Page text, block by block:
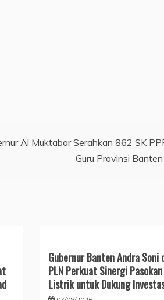
Al Muktabar Serahkan 862 SK
Guru Provinsi Banten
Gubernur Banten Andra Soni
PLN Perkuat Sinergi Pasokan
Listrik untuk Dukung